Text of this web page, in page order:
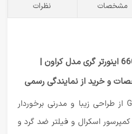
مشخصات نظرات
کولر گازی ایستاده 66000 اینورتر گری مدل کراون |
و خرید از نمایندگی رسمی
کولر گازی ایستاده Gree از طراحی زیبا و مدرنی برخوردار
اسکرال و فیلتر ضد گرد و